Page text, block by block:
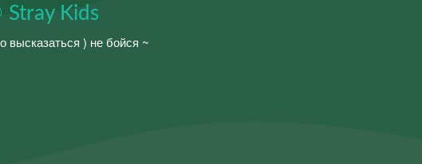
Kids
) не бойся ~